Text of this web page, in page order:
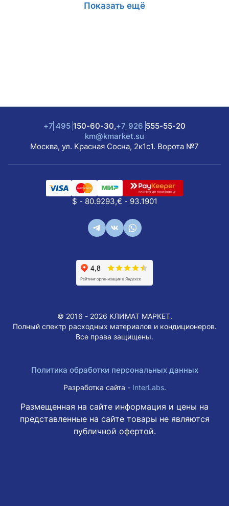
Показать ещё
+7 495 150-60-30,+7 926 555-55-20
km@kmarket.su
Москва, ул. Красная Сосна, 2к1с1. Ворота №7
$ - 80.9293,€ - 93.1901
© 2016 - 2026 КЛИМАТ МАРКЕТ.
Полный спектр расходных материалов и кондиционеров.
Все права защищены.
Политика обработки персональных данных
Разработка сайта - InterLabs.
Размещенная на сайте информация и цены на
представленные на сайте товары не являются
публичной офертой.